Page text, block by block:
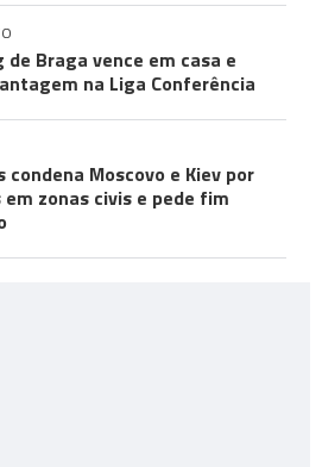
de Braga vence em casa e
na Liga Conferência
condena Moscovo e Kiev por
zonas civis e pede fim